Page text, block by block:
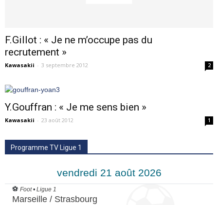
F.Gillot : « Je ne m’occupe pas du
recrutement »
Kawasakii - 3 septembre 2012 2
Y.Gouffran : « Je me sens bien »
Kawasakii - 23 août 2012 1
Programme TV Ligue 1